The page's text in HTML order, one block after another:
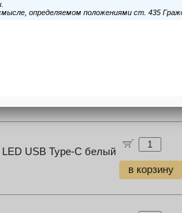
C кремовый NINOS Q
USB Type-C белый
в корзину